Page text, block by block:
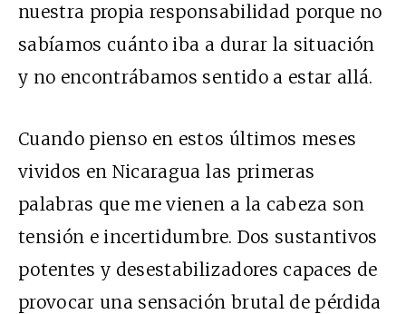
nuestra propia responsabilidad porque no
sabíamos cuánto iba a durar la situación
y no encontrábamos sentido a estar allá.
Cuando pienso en estos últimos meses
vividos en Nicaragua las primeras
palabras que me vienen a la cabeza son
tensión e incertidumbre. Dos sustantivos
potentes y desestabilizadores capaces de
provocar una sensación brutal de pérdida